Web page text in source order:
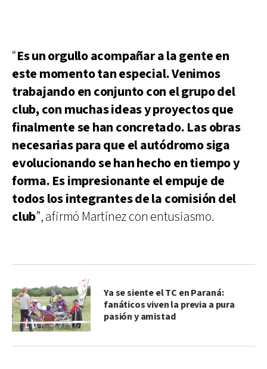
“Es un orgullo acompañar a la gente en
este momento tan especial. Venimos
trabajando en conjunto con el grupo del
club, con muchas ideas y proyectos que
finalmente se han concretado. Las obras
necesarias para que el autódromo siga
evolucionando se han hecho en tiempo y
forma. Es impresionante el empuje de
todos los integrantes de la comisión del
club”, afirmó Martínez con entusiasmo.
Ya se siente el TC en Paraná:
fanáticos viven la previa a pura
pasión y amistad